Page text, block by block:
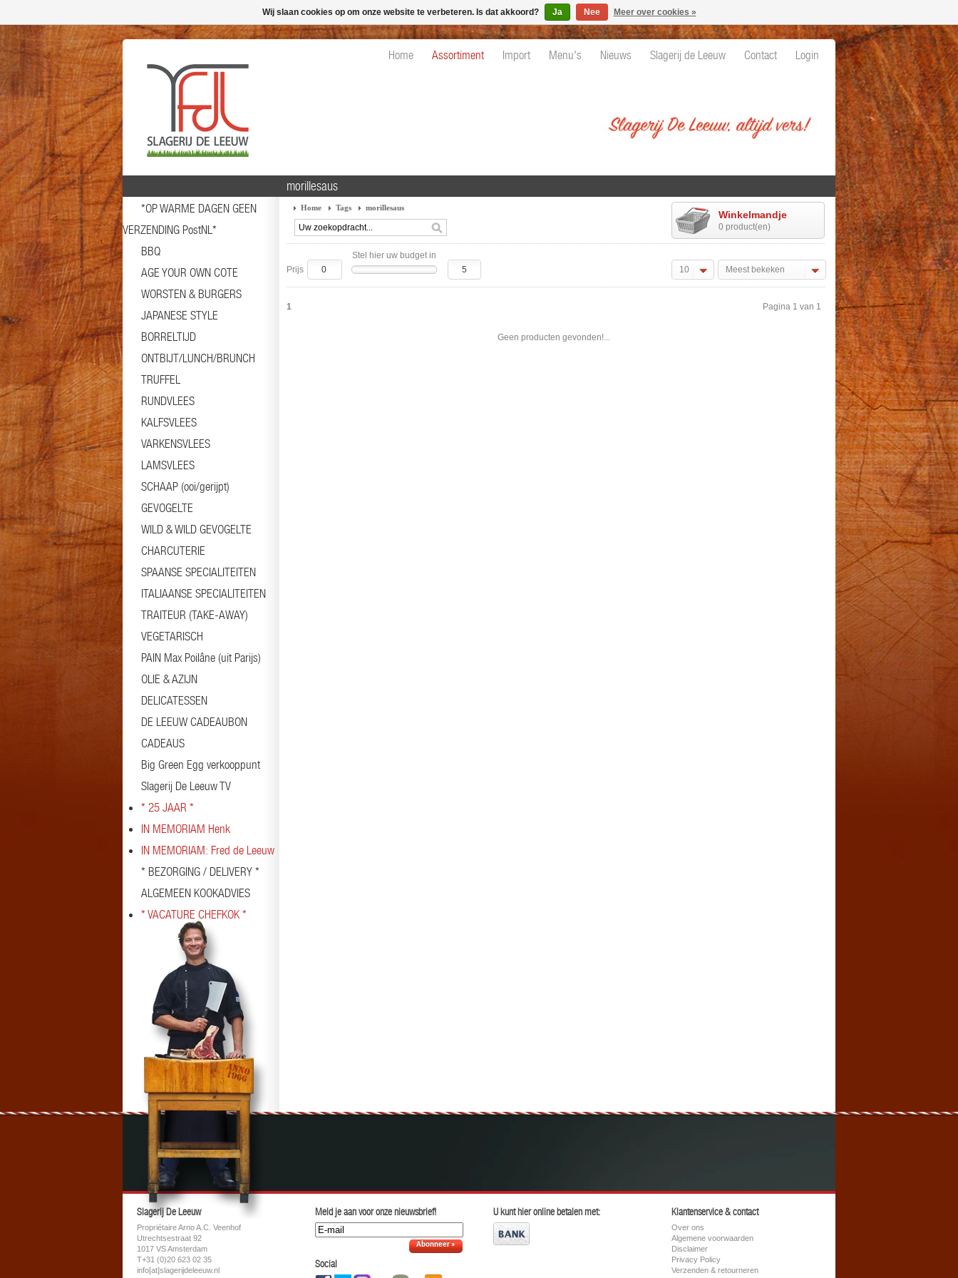
Home Assortiment Import Menu's Nieuws Slagerij de Leeuw Contact Login
*OP WARME DAGEN GEEN
VERZENDING PostNL*
BBQ
AGE YOUR OWN COTE
WORSTEN & BURGERS
JAPANESE STYLE
BORRELTIJD
ONTBIJT/LUNCH/BRUNCH
TRUFFEL
RUNDVLEES
KALFSVLEES
VARKENSVLEES
LAMSVLEES
SCHAAP (ooi/gerijpt)
GEVOGELTE
WILD & WILD GEVOGELTE
CHARCUTERIE
SPAANSE SPECIALITEITEN
ITALIAANSE SPECIALITEITEN
TRAITEUR (TAKE-AWAY)
VEGETARISCH
PAIN Max Poilâne (uit Parijs)
OLIE & AZIJN
DELICATESSEN
DE LEEUW CADEAUBON
CADEAUS
Big Green Egg verkooppunt
Slagerij De Leeuw TV
* 25 JAAR *
IN MEMORIAM Henk
IN MEMORIAM: Fred de Leeuw
* BEZORGING / DELIVERY *
ALGEMEEN KOOKADVIES
* VACATURE CHEFKOK *
morillesaus
Home Tags morillesaus
Winkelmandje
0 product(en)
Stel hier uw budget in
Prijs
10 Meest bekeken
Geen producten gevonden!...
1 Pagina 1 van 1
Slagerij De Leeuw
Propriétaire Arno A.C. Veenhof
Utrechtsestraat 92
1017 VS Amsterdam
T+31 (0)20 623 02 35
info[at]slagerijdeleeuw.nl
Meld je aan voor onze nieuwsbrief!
Abonneer »
Social
U kunt hier online betalen met: Klantenservice & contact
Over ons
Algemene voorwaarden
Disclaimer
Privacy Policy
Verzenden & retourneren
Wij slaan cookies op om onze website te verbeteren. Is dat akkoord? Ja Nee Meer over cookies »